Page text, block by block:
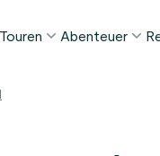
Touren Abenteuer